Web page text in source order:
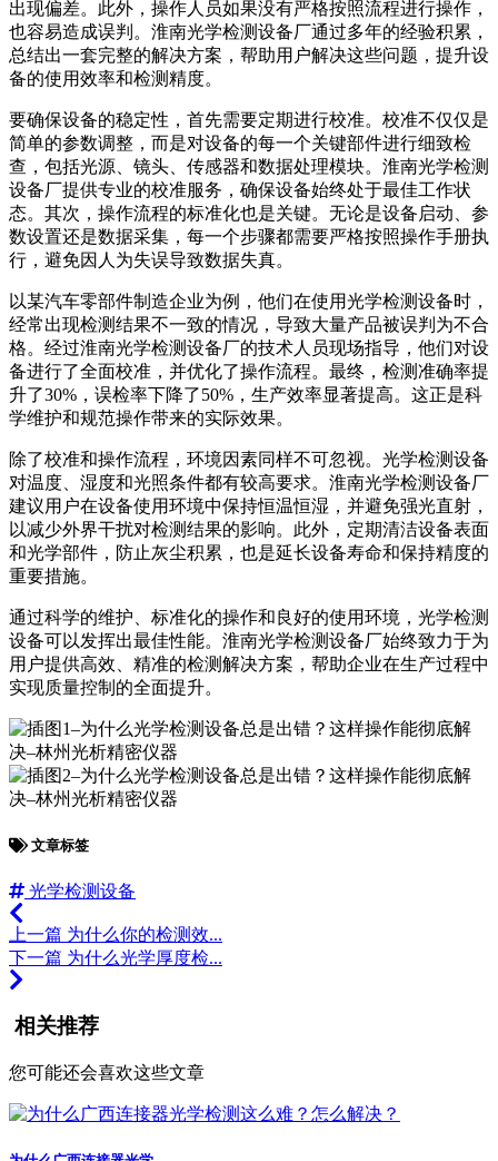
出现偏差。此外，操作人员如果没有严格按照流程进行操作，
也容易造成误判。淮南光学检测设备厂通过多年的经验积累，
总结出一套完整的解决方案，帮助用户解决这些问题，提升设
备的使用效率和检测精度。
要确保设备的稳定性，首先需要定期进行校准。校准不仅仅是
简单的参数调整，而是对设备的每一个关键部件进行细致检
查，包括光源、镜头、传感器和数据处理模块。淮南光学检测
设备厂提供专业的校准服务，确保设备始终处于最佳工作状
态。其次，操作流程的标准化也是关键。无论是设备启动、参
数设置还是数据采集，每一个步骤都需要严格按照操作手册执
行，避免因人为失误导致数据失真。
以某汽车零部件制造企业为例，他们在使用光学检测设备时，
经常出现检测结果不一致的情况，导致大量产品被误判为不合
格。经过淮南光学检测设备厂的技术人员现场指导，他们对设
备进行了全面校准，并优化了操作流程。最终，检测准确率提
升了30%，误检率下降了50%，生产效率显著提高。这正是科
学维护和规范操作带来的实际效果。
除了校准和操作流程，环境因素同样不可忽视。光学检测设备
对温度、湿度和光照条件都有较高要求。淮南光学检测设备厂
建议用户在设备使用环境中保持恒温恒湿，并避免强光直射，
以减少外界干扰对检测结果的影响。此外，定期清洁设备表面
和光学部件，防止灰尘积累，也是延长设备寿命和保持精度的
重要措施。
通过科学的维护、标准化的操作和良好的使用环境，光学检测
设备可以发挥出最佳性能。淮南光学检测设备厂始终致力于为
用户提供高效、精准的检测解决方案，帮助企业在生产过程中
实现质量控制的全面提升。
文章标签
光学检测设备
上一篇 为什么你的检测效...
下一篇 为什么光学厚度检...
相关推荐
您可能还会喜欢这些文章